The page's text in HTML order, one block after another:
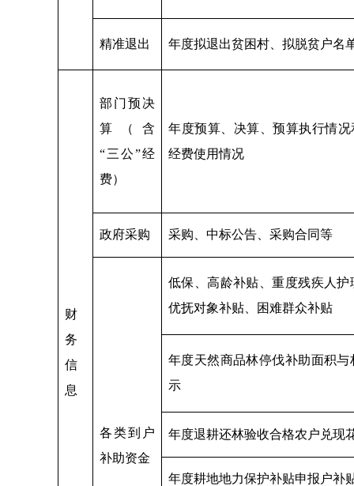
精准退出 年度拟退出贫困村、拟脱贫户名
财
务
信
息
部门预决
算（含
“三公”经
费）
年度预算、决算、预算执行情况
经费使用情况
政府采购 采购、中标公告、采购合同等
各类到户
补助资金
低保、高龄补贴、重度残疾人护
优抚对象补贴、困难群众补贴
年度天然商品林停伐补助面积与
示
年度退耕还林验收合格农户兑现
年度耕地地力保护补贴申报户补